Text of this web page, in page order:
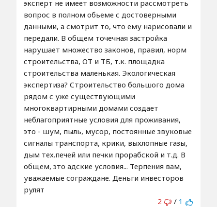
эксперт не имеет возможности рассмотреть
вопрос в полном обьеме с достоверными
данными, а смотрит то, что ему нарисовали и
передали. В общем точечная застройка
нарушает множество законов, правил, норм
строительства, ОТ и ТБ, т.к. площадка
строительства маленькая. Экологическая
экспертиза? Строительство большого дома
рядом с уже существующими
многоквартирными домами создает
неблагоприятные условия для проживания,
это - шум, пыль, мусор, постоянные звуковые
сигналы транспорта, крики, выхлопные газы,
дым тех.печей или печки прорабской и т.д. В
общем, это адские условия... Терпения вам,
уважаемые сограждане. Деньги инвесторов
рулят
2
/ 1